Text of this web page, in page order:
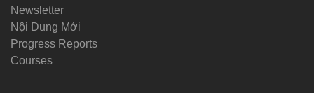
Newsletter
Nội Dung Mới
Progress Reports
Courses